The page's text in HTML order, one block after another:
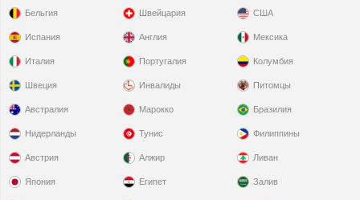
Бельгия
Испания
Италия
Швеция
Швейцария
Англия
Португалия
Инвалиды
США
Мексика
Колумбия
Питомцы
Австралия
Нидерланды
Австрия
Япония
Марокко
Тунис
Алжир
Египет
Бразилия
Филиппины
Ливан
Залив